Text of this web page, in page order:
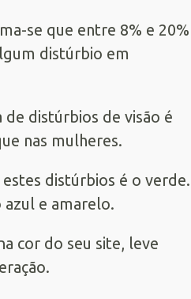
se que entre 8% e 20%
distúrbio em
de distúrbios de visão é
nas mulheres.
distúrbios é o verde.
azul e amarelo.
cor do seu site, leve